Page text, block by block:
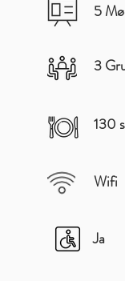
Ja
130
Wifi
5
3